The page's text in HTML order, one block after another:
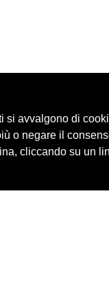
si avvalgono di
o negare il
cliccando su un